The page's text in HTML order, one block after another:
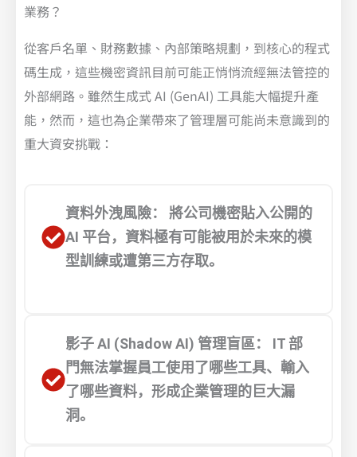
業務？
從客戶名單、財務數據、內部策略規劃，到核心的程式
碼生成，這些機密資訊目前可能正悄悄流經無法管控的
外部網路。 雖然生成式 AI (GenAI) 工具能大幅提升產
能，然而，這也為企業帶來了管理層可能尚未意識到的
重大資安挑戰：
資料外洩風險： 將公司機密貼入公開的
AI 平台，資料極有可能被用於未來的模
型訓練或遭第三方存取。
影子 AI (Shadow AI) 管理盲區： IT 部
門無法掌握員工使用了哪些工具、輸入
了哪些資料，形成企業管理的巨大漏
洞。